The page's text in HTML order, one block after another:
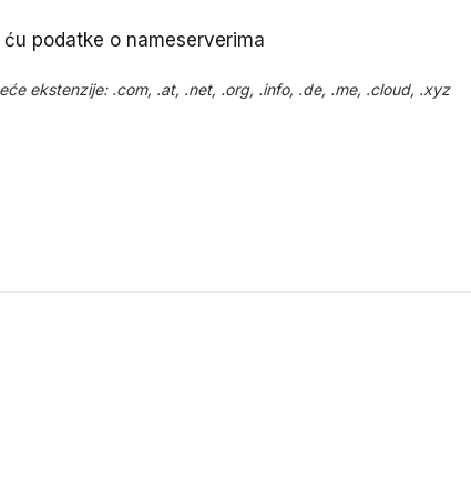
podatke o nameserverima
ekstenzije: .com, .at, .net, .org, .info, .de, .me, .cloud, .xyz